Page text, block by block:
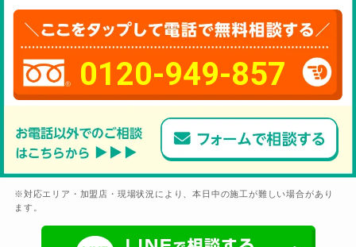
0120-949-857
※対応エリア・加盟店・現場状況により、本日中の施工が難しい場合があり
ます。